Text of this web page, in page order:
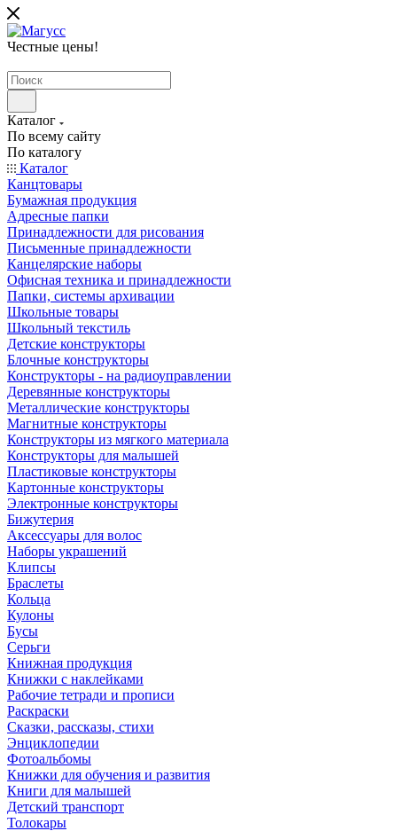
Честные цены!
Каталог
По всему сайту
По каталогу
Каталог
Канцтовары
Бумажная продукция
Адресные папки
Принадлежности для рисования
Письменные принадлежности
Канцелярские наборы
Офисная техника и принадлежности
Папки, системы архивации
Школьные товары
Школьный текстиль
Детские конструкторы
Блочные конструкторы
Конструкторы - на радиоуправлении
Деревянные конструкторы
Металлические конструкторы
Магнитные конструкторы
Конструкторы из мягкого материала
Конструкторы для малышей
Пластиковые конструкторы
Картонные конструкторы
Электронные конструкторы
Бижутерия
Аксессуары для волос
Наборы украшений
Клипсы
Браслеты
Кольца
Кулоны
Бусы
Серьги
Книжная продукция
Книжки с наклейками
Рабочие тетради и прописи
Раскраски
Сказки, рассказы, стихи
Энциклопедии
Фотоальбомы
Книжки для обучения и развития
Книги для малышей
Детский транспорт
Толокары